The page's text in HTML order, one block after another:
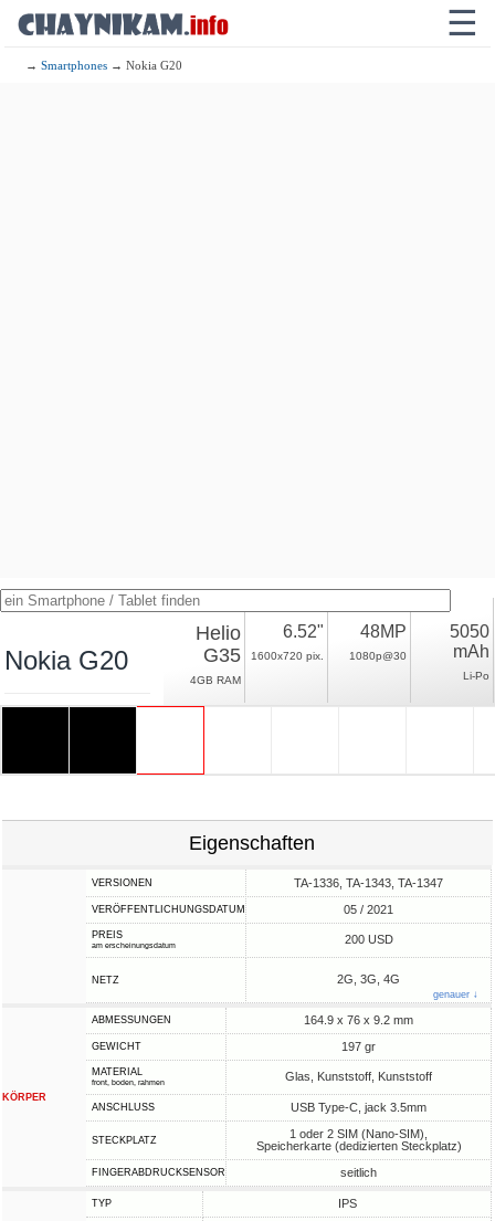
☰
→Smartphones → Nokia G20
Nokia G20
Helio
G35
4GB RAM
6.52"
1600x720 pix.
48MP
1080p@30
5050
mAh
Li-Po
Eigenschaften
VERSIONEN TA-1336, TA-1343, TA-1347
VERÖFFENTLICHUNGSDATUM 05 / 2021
PREIS
am erscheinungsdatum 200 USD
NETZ 2G, 3G, 4G
genauer ↓
KÖRPER
ABMESSUNGEN 164.9 x 76 x 9.2 mm
GEWICHT 197 gr
MATERIAL
front, boden, rahmen Glas, Kunststoff, Kunststoff
ANSCHLUSS USB Type-C, jack 3.5mm
STECKPLATZ
1 oder 2 SIM (Nano-SIM),
Speicherkarte (dedizierten Steckplatz)
FINGERABDRUCKSENSOR seitlich
TYP IPS